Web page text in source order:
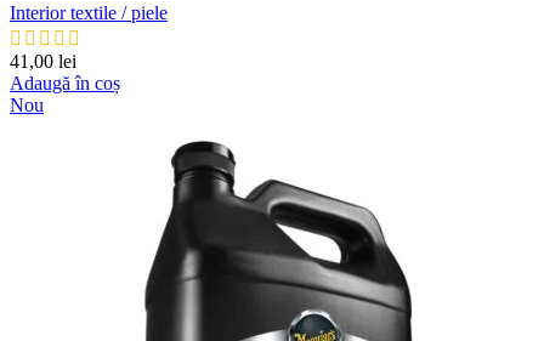
Interior textile / piele
41,00 lei
Adaugă în coș
Nou